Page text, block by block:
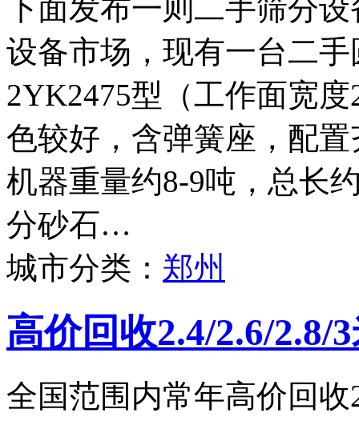
下面发布一则二手筛分
设备市场，现有一台二
2YK2475型（工作面宽
色较好，含弹簧座，配
机器重量约8-9吨，总长
分砂石…
城市分类： 郑州
高价回收2.4/2.6/2.8/
全国范围内常年高价回收